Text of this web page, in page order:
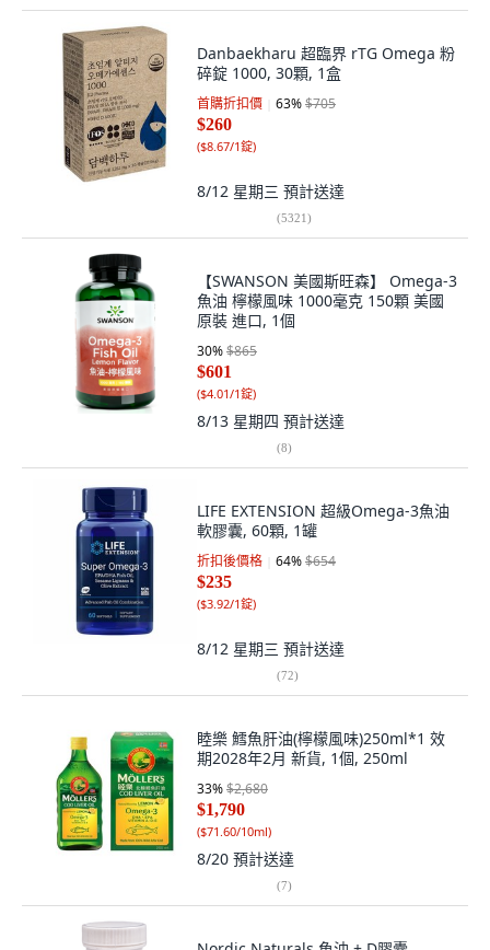
Danbaekharu 超臨界 rTG Omega 粉
碎錠 1000, 30顆, 1盒
首購折扣價 63%$705
$260
($8.67/1錠)
8/12 星期三 預計送達
(5321)
【SWANSON 美國斯旺森】 Omega-3
魚油 檸檬風味 1000毫克 150顆 美國
原裝 進口, 1個
30%$865
$601
($4.01/1錠)
8/13 星期四 預計送達
(8)
LIFE EXTENSION 超級Omega-3魚油
軟膠囊, 60顆, 1罐
折扣後價格 64%$654
$235
($3.92/1錠)
8/12 星期三 預計送達
(72)
睦樂 鱈魚肝油(檸檬風味)250ml*1 效
期2028年2月 新貨, 1個, 250ml
33%$2,680
$1,790
($71.60/10ml)
8/20 預計送達
(7)